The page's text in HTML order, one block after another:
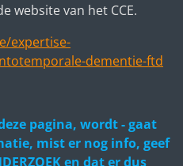
website van het CCE.
expertise-
dementie-ftd
pagina, wordt - gaat
mist er nog info, geef
en dat er dus